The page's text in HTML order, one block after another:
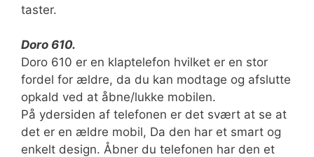
taster.
Doro 610.
Doro 610 er en klaptelefon hvilket er en stor
fordel for ældre, da du kan modtage og afslutte
opkald ved at åbne/lukke mobilen.
På ydersiden af telefonen er det svært at se at
det er en ældre mobil, Da den har et smart og
enkelt design. Åbner du telefonen har den et